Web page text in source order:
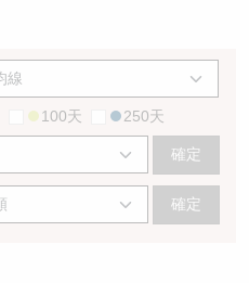
100天 250天
確定
確定